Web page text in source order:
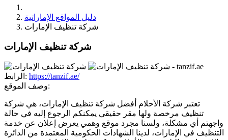
دليل المواقع الإماراتية
شركة تنظيف الإمارات
شركة تنظيف الإمارات
الرابط: https://tanzif.ae/
وصف الموقع:
تعتبر شركة الأحلام أفضل شركة تنظيف الإمارات، هي شركة
تنظيف مرخصة ولها مقر حقيقي يمكنكم الرجوع إليه في حالة
واجهتم أي مشكلة، ولسنا مجرد موقع وهمي يعرض إعلان عن خدمة
التنظيف في الإمارات، لدينا الشهادات الحكومية المعتمدة من الدائرة